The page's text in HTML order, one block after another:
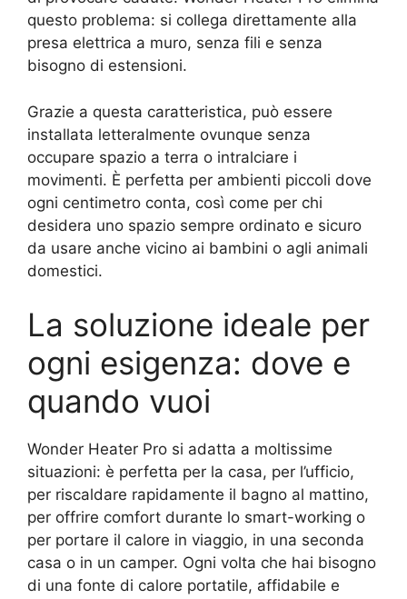
questo problema: si collega direttamente alla
presa elettrica a muro, senza fili e senza
bisogno di estensioni.
Grazie a questa caratteristica, può essere
installata letteralmente ovunque senza
occupare spazio a terra o intralciare i
movimenti. È perfetta per ambienti piccoli dove
ogni centimetro conta, così come per chi
desidera uno spazio sempre ordinato e sicuro
da usare anche vicino ai bambini o agli animali
domestici.
La soluzione ideale per
ogni esigenza: dove e
quando vuoi
Wonder Heater Pro si adatta a moltissime
situazioni: è perfetta per la casa, per l’ufficio,
per riscaldare rapidamente il bagno al mattino,
per offrire comfort durante lo smart-working o
per portare il calore in viaggio, in una seconda
casa o in un camper. Ogni volta che hai bisogno
di una fonte di calore portatile, affidabile e